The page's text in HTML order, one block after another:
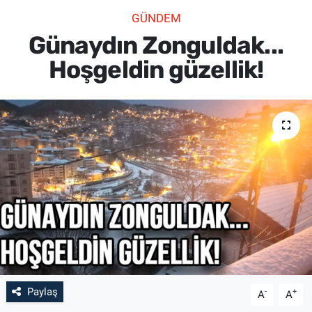
GÜNDEM
Günaydın Zonguldak...
Hoşgeldin güzellik!
Paylaş A- A+
SPOR
SAĞLIK